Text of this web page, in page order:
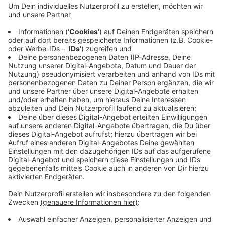
Prozent ist eine günstige
Außerdem halten auch 60 Prozent ein
ausreichendes Stellenangebot für sehr wichtig.
Nicht so große Bedeutung messen die Betriebe
einer guten Erreichbarkeit mit dem ÖPNV, zu Fuß
und mit dem Fahrrad zu.
Veröffentlicht:Freitag, 01.04.2022 14:55
Anzeige